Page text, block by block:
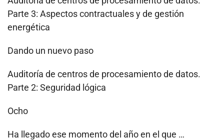
Parte 3: Aspectos contractuales y de gestión
energética
Dando un nuevo paso
Auditoría de centros de procesamiento de datos.
Parte 2: Seguridad lógica
Ocho
Ha llegado ese momento del año en el que …